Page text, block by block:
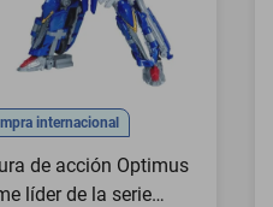
internacional
de acción Optimus
líder de la serie